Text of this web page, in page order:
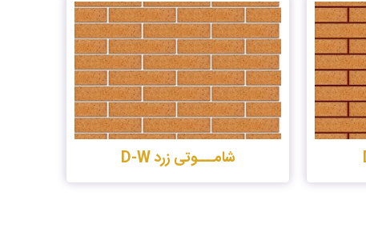
شامـــوتی زرد D-W